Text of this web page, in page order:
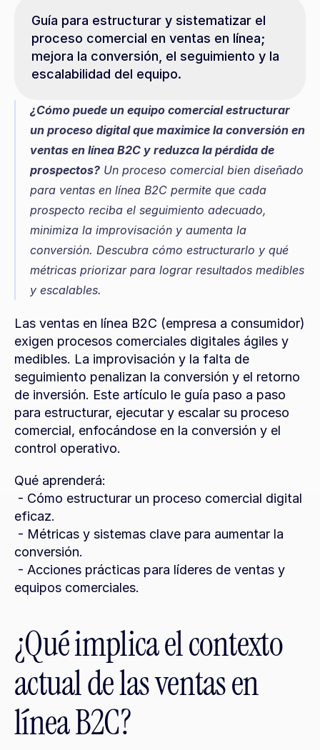
Guía para estructurar y sistematizar el
proceso comercial en ventas en línea;
mejora la conversión, el seguimiento y la
escalabilidad del equipo.
¿Cómo puede un equipo comercial estructurar
un proceso digital que maximice la conversión en
ventas en línea B2C y reduzca la pérdida de
prospectos? Un proceso comercial bien diseñado
para ventas en línea B2C permite que cada
prospecto reciba el seguimiento adecuado,
minimiza la improvisación y aumenta la
conversión. Descubra cómo estructurarlo y qué
métricas priorizar para lograr resultados medibles
y escalables.
Las ventas en línea B2C (empresa a consumidor)
exigen procesos comerciales digitales ágiles y
medibles. La improvisación y la falta de
seguimiento penalizan la conversión y el retorno
de inversión. Este artículo le guía paso a paso
para estructurar, ejecutar y escalar su proceso
comercial, enfocándose en la conversión y el
control operativo.
Qué aprenderá:
eficaz.
conversión.
equipos comerciales.
¿Qué implica el contexto
actual de las ventas en
línea B2C?